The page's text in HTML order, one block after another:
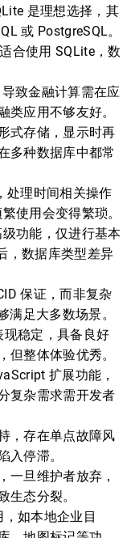
是理想选择，其
或 PostgreSQL。
合使用 SQLite，数
致金融计算需在应
类应用不够友好。
式存储，显示时再
多种数据库中都常
处理时间相关操作
使用会变得繁琐。
功能，仅进行基本
，数据库类型差异
保证，而非复杂
满足大多数场景。
现稳定，具备良好
但整体体验优秀。
扩展功能，
复杂需求需开发者
，存在单点故障风
入停滞。
一旦维护者放弃，
生态分裂。
如本地企业目